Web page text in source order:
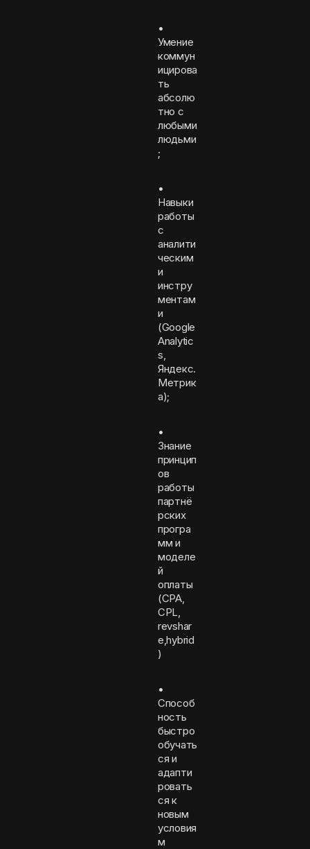
•
Умение
коммун
ицирова
ть
абсолю
тно с
любыми
людьми
;
•
Навыки
работы
с
аналити
ческим
и
инстру
ментам
и
(Google
Analytic
s,
Яндекс.
Метрик
а);
•
Знание
принцип
ов
работы
партнё
рских
програ
мм и
моделе
й
оплаты
(CPA,
CPL,
revshar
e,hybrid
)
•
Способ
ность
быстро
обучать
ся и
адапти
ровать
ся к
новым
условия
м